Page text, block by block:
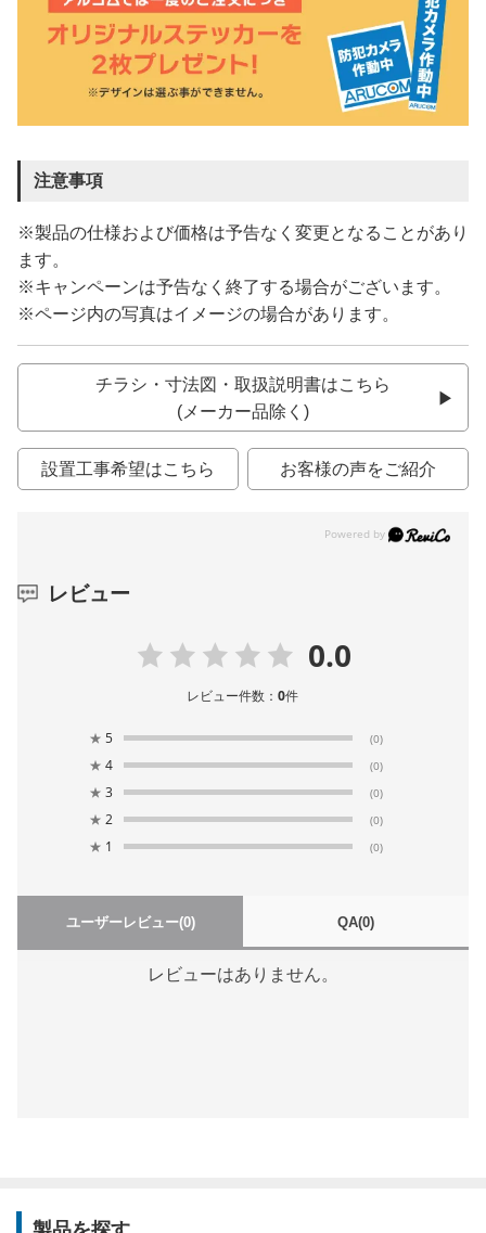
注意事項
※製品の仕様および価格は予告なく変更となることがあり
ます。
※キャンペーンは予告なく終了する場合がございます。
※ページ内の写真はイメージの場合があります。
チラシ・寸法図・取扱説明書はこちら
(メーカー品除く)
設置工事希望はこちら お客様の声をご紹介
レビュー
0.0
レビュー件数：0件
★ 5 (0)
★ 4 (0)
★ 3 (0)
★ 2 (0)
★ 1 (0)
ユーザーレビュー(0) QA(0)
レビューはありません。